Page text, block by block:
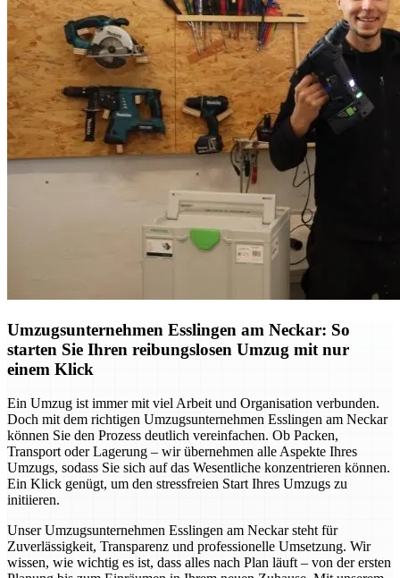
Umzugsunternehmen Esslingen am Neckar: So
starten Sie Ihren reibungslosen Umzug mit nur
einem Klick
Ein Umzug ist immer mit viel Arbeit und Organisation verbunden.
Doch mit dem richtigen Umzugsunternehmen Esslingen am Neckar
können Sie den Prozess deutlich vereinfachen. Ob Packen,
Transport oder Lagerung – wir übernehmen alle Aspekte Ihres
Umzugs, sodass Sie sich auf das Wesentliche konzentrieren können.
Ein Klick genügt, um den stressfreien Start Ihres Umzugs zu
initiieren.
Unser Umzugsunternehmen Esslingen am Neckar steht für
Zuverlässigkeit, Transparenz und professionelle Umsetzung. Wir
wissen, wie wichtig es ist, dass alles nach Plan läuft – von der ersten